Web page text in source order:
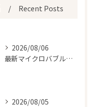
Recent Posts
2026/08/06
最新マイクロバブル技術で理想のふわふわ仕上げを実現するトリミング法
2026/08/05